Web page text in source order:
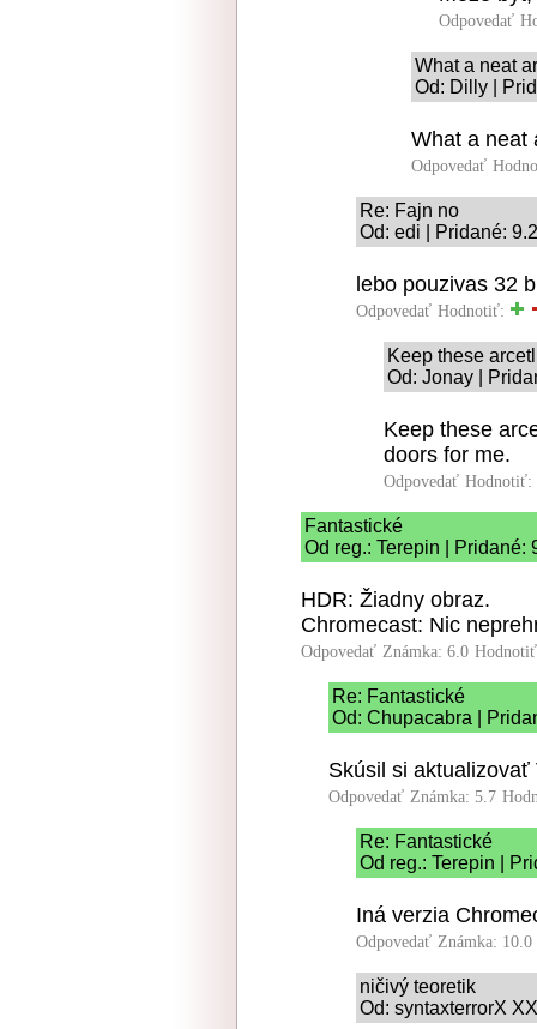
Odpovedať
What a neat
Od: Dilly |
What a neat
Odpovedať
Re: Fajn no
Od: edi | Pridané:
lebo pouzivas 32
Odpovedať Hodnotiť:
Keep these
Od: Jonay |
Keep these
doors for me.
Odpovedať Hodnotiť:
Fantastické
Od reg.: Terepin | Pridané:
HDR: Žiadny obraz.
Chromecast: Nic
Odpovedať Známka: 6.0
Re: Fantastické
Od: Chupacabra |
Skúsil si
Odpovedať Známka: 5.7
Re: Fantastické
Od reg.: Terepin |
Iná verzia
Odpovedať Známka: 10.0
ničivý teoretik
Od: syntaxterrorX